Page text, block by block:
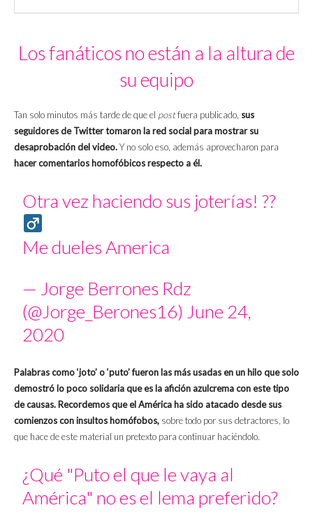
Los fanáticos no están a la altura de
su equipo
Tan solo minutos más tarde de que el postfuera publicado, sus
seguidores de Twitter tomaron la red social para mostrar su
desaprobación del video.Y no solo eso, además aprovecharon para
hacer comentarios homofóbicos respecto a él.
Otra vez haciendo sus joterías! ??‍
Me dueles America
— Jorge Berrones Rdz
(@Jorge_Berones16) June 24,
2020
Palabras como ‘joto’ o ‘puto’ fueron las más usadas en un hilo que solo
demostró lo poco solidaria que es la afición azulcrema con este tipo
de causas. Recordemos que el América ha sido atacado desde sus
comienzos con insultos homófobos, sobre todo por sus detractores, lo
que hace de este material un pretexto para continuar haciéndolo.
¿Qué "Puto el que le vaya al
América" no es el lema preferido?